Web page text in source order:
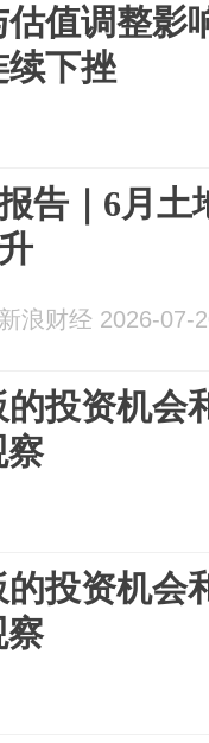
值调整影
续下挫
告｜6月土
升
新浪财经 2026-07-
投资机会
察
投资机会
察